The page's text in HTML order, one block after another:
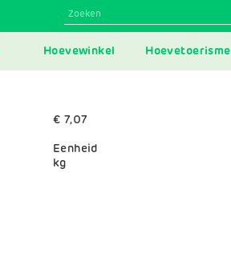
Hoevewinkel Hoevetoerisme
€ 7,07
Eenheid
kg